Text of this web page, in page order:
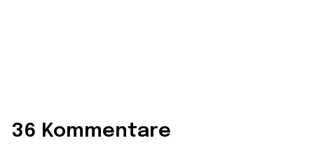
36 Kommentare